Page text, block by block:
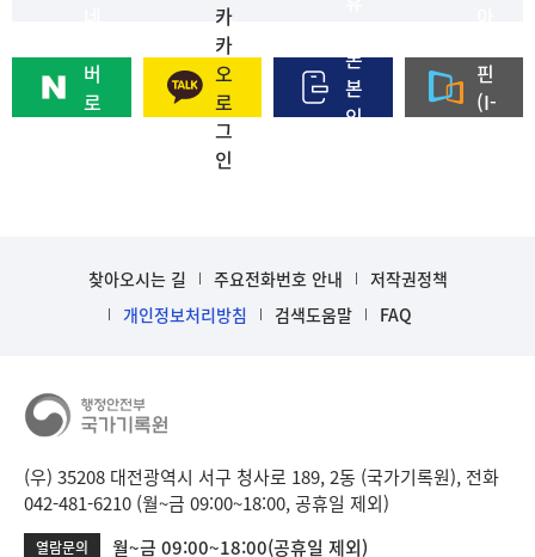
버
로
카
카
오
로
그
인
폰
본
인
핀
(I-
찾아오시는 길 주요전화번호 안내
저작권정책
개인정보처리방침
검색도움말 FAQ
(우) 35208 대전광역시 서구 청사로 189, 2동 (국가기록원), 전화
042-481-6210 (월~금 09:00~18:00, 공휴일 제외)
열람문의 월~금 09:00~18:00(공휴일 제외)